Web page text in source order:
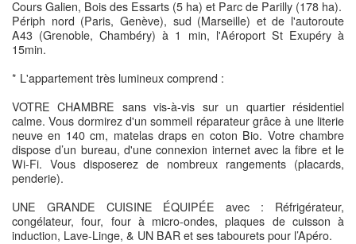
Cours Galien, Bois des Essarts (5 ha) et Parc de Parilly (178 ha).
Périph nord (Paris, Genève), sud (Marseille) et de l'autoroute
A43 (Grenoble, Chambéry) à 1 min, l'Aéroport St Exupéry à
15min.
* L'appartement très lumineux comprend :
VOTRE CHAMBRE sans vis-à-vis sur un quartier résidentiel
calme. Vous dormirez d'un sommeil réparateur grâce à une literie
neuve en 140 cm, matelas draps en coton Bio. Votre chambre
dispose d’un bureau, d'une connexion internet avec la fibre et le
Wi-Fi. Vous disposerez de nombreux rangements (placards,
penderie).
UNE GRANDE CUISINE ÉQUIPÉE avec : Réfrigérateur,
congélateur, four, four à micro-ondes, plaques de cuisson à
induction, Lave-Linge, & UN BAR et ses tabourets pour l’Apéro.